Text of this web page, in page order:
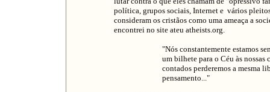
política, grupos sociais, Internet e vários
consideram os cristãos como uma ameaça a
encontrei no site ateu atheists.org.
"Nós constantemente estamos
um bilhete para o Céu às nossas
contados perderemos a mesma
pensamento..."